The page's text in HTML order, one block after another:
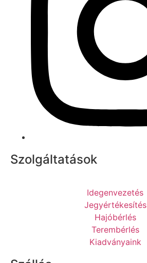
Szolgáltatások
Idegenvezetés
Jegyértékesítés
Hajóbérlés
Terembérlés
Kiadványaink